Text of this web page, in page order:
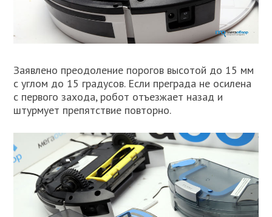
Заявлено преодоление порогов высотой до 15 мм
с углом до 15 градусов. Если преграда не осилена
с первого захода, робот отъезжает назад и
штурмует препятствие повторно.